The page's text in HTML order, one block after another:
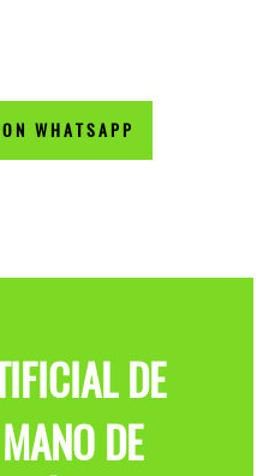
WHATSAPP
DE
DE